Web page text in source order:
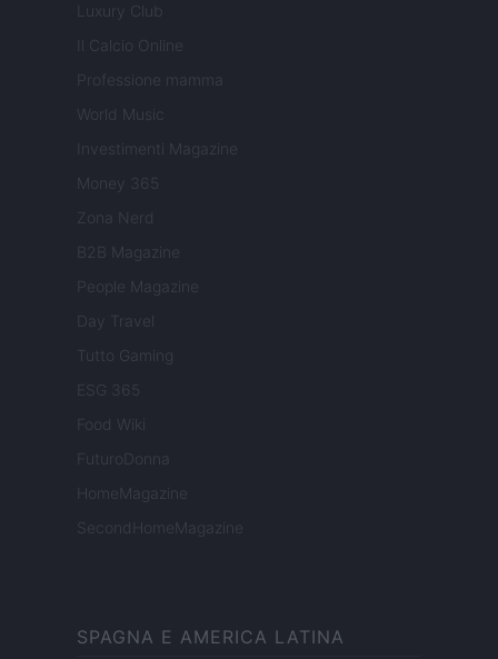
Luxury Club
Il Calcio Online
Professione mamma
World Music
Investimenti Magazine
Money 365
Zona Nerd
B2B Magazine
People Magazine
Day Travel
Tutto Gaming
ESG 365
Food Wiki
FuturoDonna
HomeMagazine
SecondHomeMagazine
SPAGNA E AMERICA LATINA